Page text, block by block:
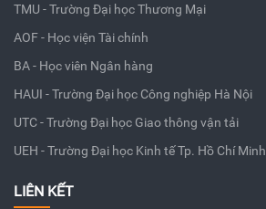
TMU - Trường Đại học Thương Mại
AOF - Học viện Tài chính
BA - Học viên Ngân hàng
HAUI - Trường Đại học Công nghiệp Hà Nội
UTC - Trường Đại học Giao thông vận tải
UEH - Trường Đại học Kinh tế Tp. Hồ Chí Minh
LIÊN KẾT